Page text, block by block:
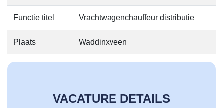
Functie titel Vrachtwagenchauffeur distributie
Plaats Waddinxveen
VACATURE DETAILS